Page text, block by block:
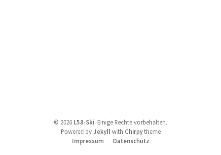
© 2026 L58-Ski. Einige Rechte vorbehalten.
Powered byJekyll with Chirpytheme
Impressum
Datenschutz